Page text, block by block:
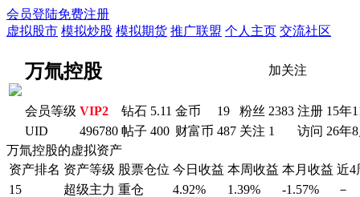
会员登陆免费注册
虚拟股市 模拟炒股 模拟期货 推广联盟 个人主页 交流社区
万氚控股 加关注
会员等级 VIP2 钻石 5.11 金币 19 粉丝 2383 注册 15年
UID
496780 帖子 400 财富币 487 关注 1 访问 26年
万氚控股的虚拟资产
资产排名 资产等级 股票仓位 今日收益 本周收益 本月收益 近4
15
超级主力 重仓 4.92% 1.39% -1.57%
－